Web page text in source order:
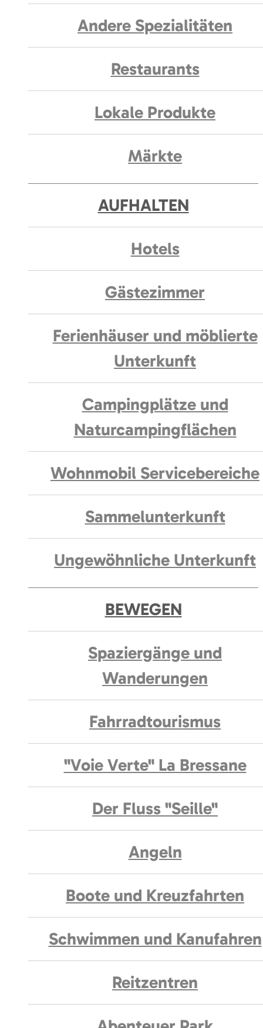
Andere Spezialitäten
Restaurants
Lokale Produkte
Märkte
AUFHALTEN
Hotels
Gästezimmer
Ferienhäuser und möblierte
Unterkunft
Campingplätze und
Naturcampingflächen
Wohnmobil Servicebereiche
Sammelunterkunft
Ungewöhnliche Unterkunft
BEWEGEN
Spaziergänge und
Wanderungen
Fahrradtourismus
"Voie Verte" La Bressane
Der Fluss "Seille"
Angeln
Boote und Kreuzfahrten
Schwimmen und Kanufahren
Reitzentren